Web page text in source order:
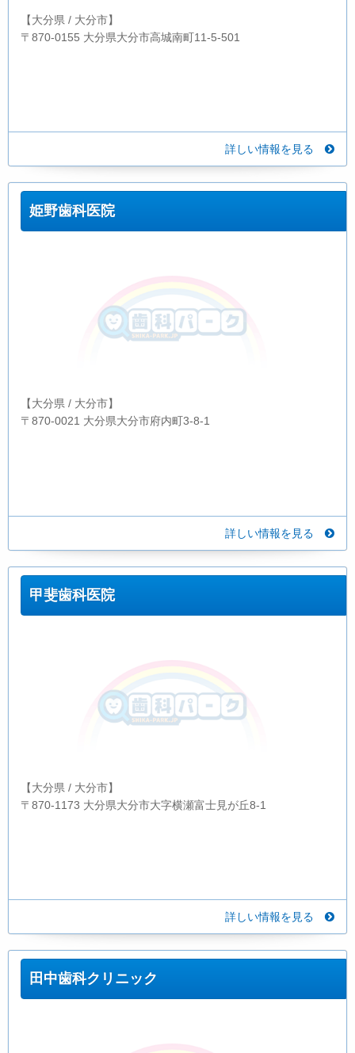
【大分県 / 大分市】
〒870-0155 大分県大分市高城南町11-5-501
詳しい情報を見る
姫野歯科医院
【大分県 / 大分市】
〒870-0021 大分県大分市府内町3-8-1
詳しい情報を見る
甲斐歯科医院
【大分県 / 大分市】
〒870-1173 大分県大分市大字横瀬富士見が丘8-1
詳しい情報を見る
田中歯科クリニック